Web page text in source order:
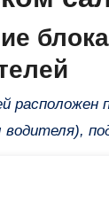
блока
расположен